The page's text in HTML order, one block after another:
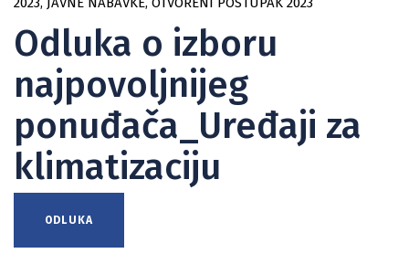
Odluka o izboru
najpovoljnijeg
ponuđača_Uređaji za
klimatizaciju
ODLUKA